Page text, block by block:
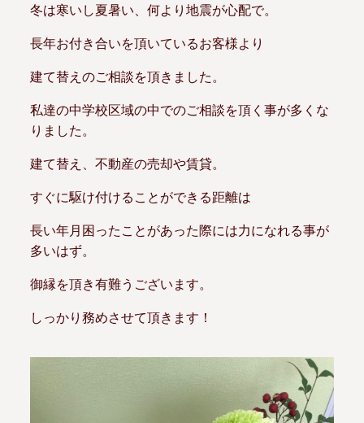
冬は寒いし夏暑い、何より地震が心配で。
長年お付き合いを頂いているお客様より
建て替えのご相談を頂きました。
私達の中学校区域の中でのご相談を頂く事が多くな
りました。
建て替え、不動産の売却や賃貸。
すぐに駆け付けることができる距離は
長い年月困ったことがあった際には力になれる事が
多いはず。
御縁を頂き有難うございます。
しっかり務めさせて頂きます！